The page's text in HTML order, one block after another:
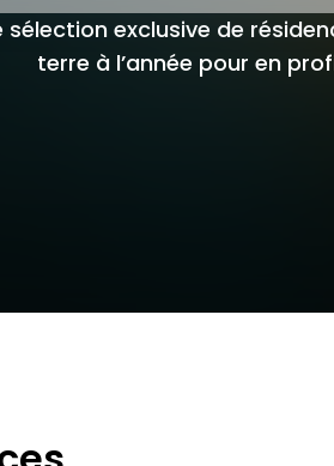
sélection exclusive de
terre à l’année pour en